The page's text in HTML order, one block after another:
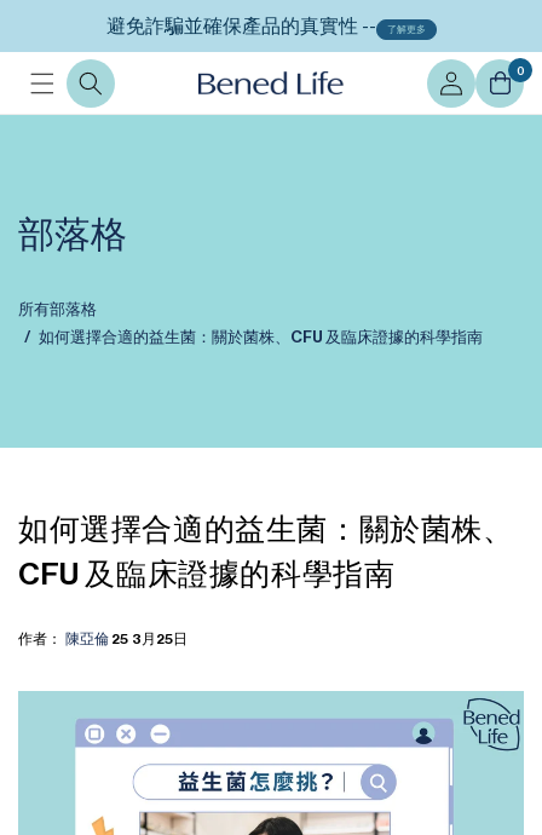
避免詐騙並確保產品的真實性 -- 了解更多
登
入
0
部落格
所有部落格
如何選擇合適的益生菌：關於菌株、CFU 及臨床證據的科學指南
如何選擇合適的益生菌：關於菌株、
CFU 及臨床證據的科學指南
作者： 陳亞倫 25 3月25日